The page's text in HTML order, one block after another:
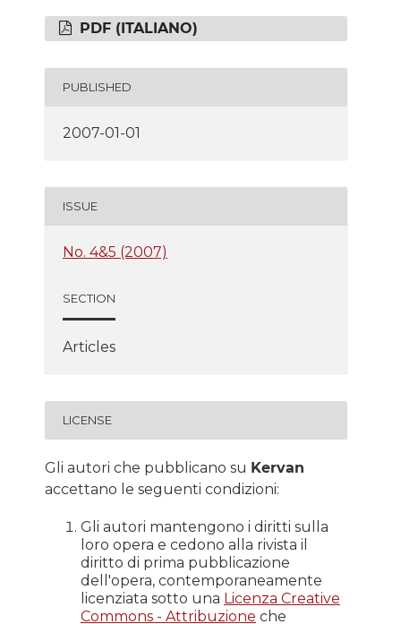
PDF (ITALIANO)
PUBLISHED
2007-01-01
ISSUE
No. 4&5 (2007)
SECTION
Articles
LICENSE
Gli autori che pubblicano su Kervan
accettano le seguenti condizioni:
Gli autori mantengono i diritti sulla
loro opera e cedono alla rivista il
diritto di prima pubblicazione
dell'opera, contemporaneamente
licenziata sotto una Licenza Creative
Commons - Attribuzione che